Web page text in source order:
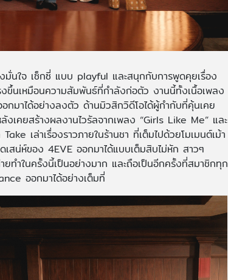
นใจ เซ็กซี่ แบบ playful และสนุกกับการพูดคุยเรื่อง
ขึ้นเหมือนความสัมพันธ์ที่กำลังก่อตัว งานนี้ทั้งเนื้อเพลง
มาได้อย่างลงตัว ด้านมิวสิกวิดีโอได้ผู้กำกับที่คุ้นเคย
คยสร้างผลงานไวรัลจากเพลง “Girls Like Me” และ
เล่าเรื่องราวภายในร้านชา ที่เต็มไปด้วยโมเมนต์เม้า
สน่ห์ของ 4EVE ออกมาได้แบบเต็มสิบไม่หัก สาวๆ
ทำในครั้งนี้เป็นอย่างมาก และถือเป็นอีกครั้งที่สมาชิกทุก
ออกมาได้อย่างเต็มที่